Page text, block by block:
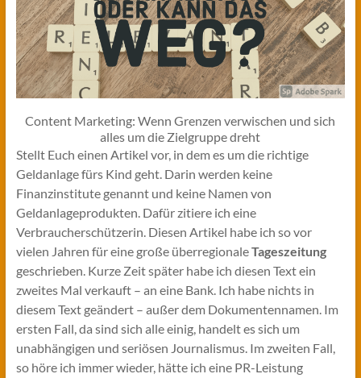
Content Marketing: Wenn Grenzen verwischen und sich
alles um die Zielgruppe dreht
Stellt Euch einen Artikel vor, in dem es um die richtige
Geldanlage fürs Kind geht. Darin werden keine
Finanzinstitute genannt und keine Namen von
Geldanlageprodukten. Dafür zitiere ich eine
Verbraucherschützerin. Diesen Artikel habe ich so vor
vielen Jahren für eine große überregionaleTageszeitung
geschrieben. Kurze Zeit später habe ich diesen Text ein
zweites Mal verkauft – an eine Bank. Ich habe nichts in
diesem Text geändert – außer dem Dokumentennamen. Im
ersten Fall, da sind sich alle einig, handelt es sich um
unabhängigen und seriösen Journalismus. Im zweiten Fall,
so höre ich immer wieder, hätte ich eine PR-Leistung